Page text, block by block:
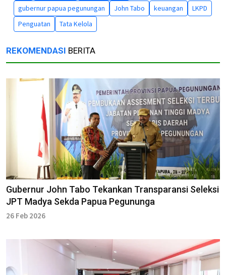
gubernur papua pegunungan John Tabo keuangan
LKPD
Penguatan
Tata Kelola
REKOMENDASI BERITA
Gubernur John Tabo Tekankan Transparansi Seleksi
JPT Madya Sekda Papua Pegununga
26 Feb 2026